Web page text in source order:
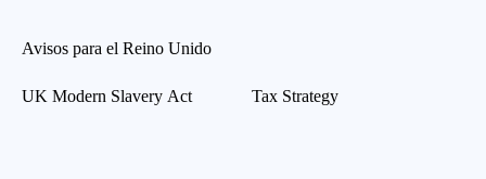
Avisos para el Reino Unido
UK Modern Slavery Act Tax Strategy